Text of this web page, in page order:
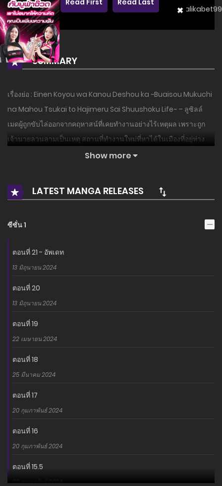
SUMMARY
เรื่องย่อ : Einen Koyou wa Kanou Deshou ka ~Buaisou Mukuchi
na Mahou Tsukai to Hajimeru Sai Shuushoku Life~ – ลูซิลล์
เมดผู้ถูกขับไล่ออกจากคฤหาสน์ที่เคยทำงานอย่างไร้เหตุผล เพราะถูก
เจ้านายลวนลามเป็นเหตุ สถานที่ทำงานใหม่ที่หาได้ในเมืองที่อยู่ห่าง
ไกล คือคฤหาสน์ของ ฟิลิส จอมเวทผู้ไม่พูดไม่จาหน้าตาไม่รับแขกซึ่ง
ลึกลับก็ไม่เลวนัก ออกจะน่าสนุกด้วย…! แต่ทว่าดูเหมือนเจ้านายที่
คฤหาสน์ก่อนหน้ากำลังตามหาตัวลูซิลล์ เพื่อนำตัวเธอกลับไป…!? อาศัย
Show more
LATEST MANGA RELEASES
ซีซั่น 1
ตอนที่ 21 - อัพเดท
13 มิถุนายน 2024
ตอนที่ 20
13 มิถุนายน 2024
ตอนที่ 19
22 เมษายน 2024
ตอนที่ 18
25 มีนาคม 2024
ตอนที่ 17
20 กุมภาพันธ์ 2024
ตอนที่ 16
20 กุมภาพันธ์ 2024
ตอนที่ 15.5
20 กุมภาพันธ์ 2024